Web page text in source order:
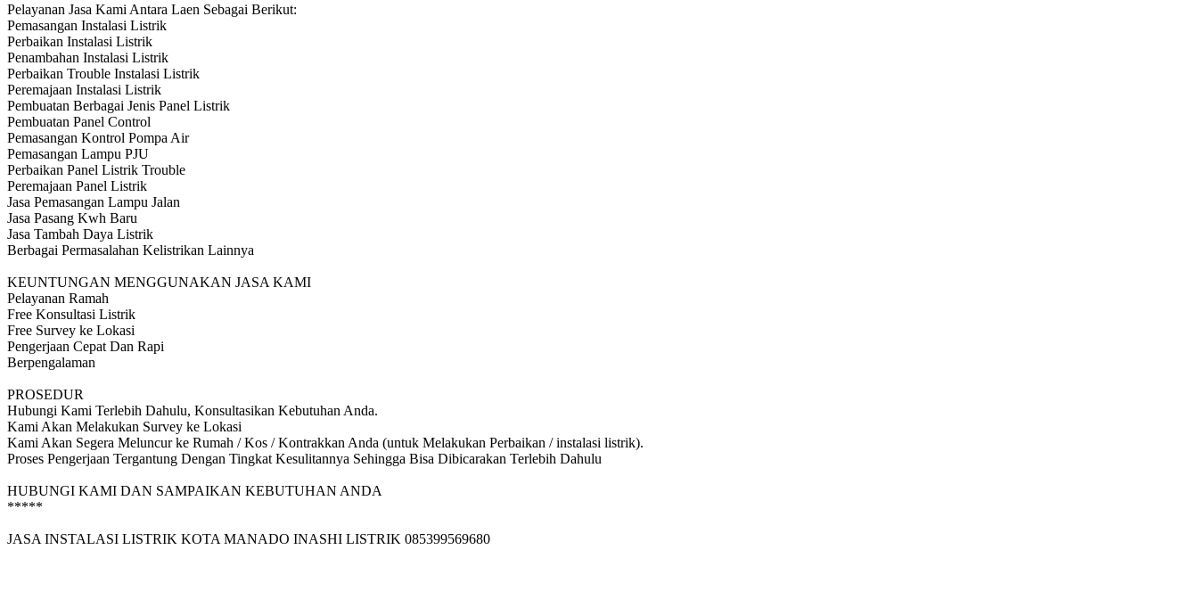
Pelayanan Jasa Kami Antara Laen Sebagai Berikut:
Pemasangan Instalasi Listrik
Perbaikan Instalasi Listrik
Penambahan Instalasi Listrik
Perbaikan Trouble Instalasi Listrik
Peremajaan Instalasi Listrik
Pembuatan Berbagai Jenis Panel Listrik
Pembuatan Panel Control
Pemasangan Kontrol Pompa Air
Pemasangan Lampu PJU
Perbaikan Panel Listrik Trouble
Peremajaan Panel Listrik
Jasa Pemasangan Lampu Jalan
Jasa Pasang Kwh Baru
Jasa Tambah Daya Listrik
Berbagai Permasalahan Kelistrikan Lainnya
KEUNTUNGAN MENGGUNAKAN JASA KAMI
Pelayanan Ramah
Free Konsultasi Listrik
Free Survey ke Lokasi
Pengerjaan Cepat Dan Rapi
Berpengalaman
PROSEDUR
Hubungi Kami Terlebih Dahulu, Konsultasikan Kebutuhan Anda.
Kami Akan Melakukan Survey ke Lokasi
Kami Akan Segera Meluncur ke Rumah / Kos / Kontrakkan Anda (untuk Melakukan Perbaikan / instalasi listrik).
Proses Pengerjaan Tergantung Dengan Tingkat Kesulitannya Sehingga Bisa Dibicarakan Terlebih Dahulu
HUBUNGI KAMI DAN SAMPAIKAN KEBUTUHAN ANDA
*****
JASA INSTALASI LISTRIK KOTA MANADO INASHI LISTRIK 085399569680